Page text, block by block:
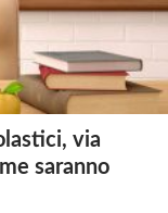
via
saranno